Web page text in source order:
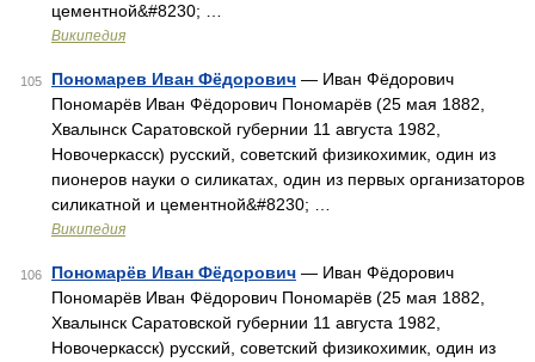
цементной&#8230; …
Википедия
105 Пономарев Иван Фёдорович — Иван Фёдорович
Пономарёв Иван Фёдорович Пономарёв (25 мая 1882,
Хвалынск Саратовской губернии 11 августа 1982,
Новочеркасск) русский, советский физикохимик, один из
пионеров науки о силикатах, один из первых организаторов
силикатной и цементной&#8230; …
Википедия
106 Пономарёв Иван Фёдорович — Иван Фёдорович
Пономарёв Иван Фёдорович Пономарёв (25 мая 1882,
Хвалынск Саратовской губернии 11 августа 1982,
Новочеркасск) русский, советский физикохимик, один из